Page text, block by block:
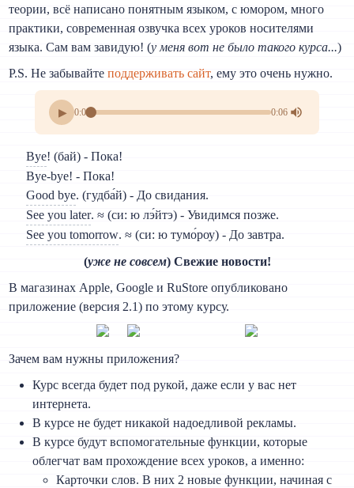
теории, всё написано понятным языком, с юмором, много
практики, современная озвучка всех уроков носителями
языка. Сам вам завидую! (у меня вот не было такого курса...)
P.S. Не забывайтеподдерживать сайт, ему это очень нужно.
▶ 0:00 0:06
Bye! (бай) - Пока!
Bye-bye! - Пока!
Good bye. (гудба́й) - До свидания.
See you later. ≈ (си: ю лэ́йтэ) - Увидимся позже.
See you tomorrow. ≈ (си: ю тумо́роу) - До завтра.
(уже не совсем) Свежие новости!
В магазинах Apple, Google и RuStore опубликовано
приложение (версия 2.1) по этому курсу.
Зачем вам нужны приложения?
Курс всегда будет под рукой, даже если у вас нет
интернета.
В курсе не будет никакой надоедливой рекламы.
В курсе будут вспомогательные функции, которые
облегчат вам прохождение всех уроков, а именно:
Карточки слов. В них 2 новые функции, начиная с